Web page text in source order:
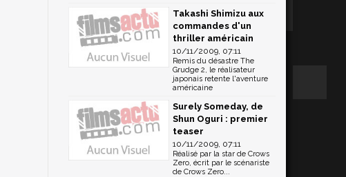
Takashi Shimizu aux
commandes d'un
thriller américain
10/11/2009, 07:11
Remis du désastre The
Grudge 2, le réalisateur
japonais retente l'aventure
américaine
Surely Someday, de
Shun Oguri : premier
teaser
10/11/2009, 07:11
Réalisé par la star de Crows
Zero, écrit par le scénariste
de Crows Zero...